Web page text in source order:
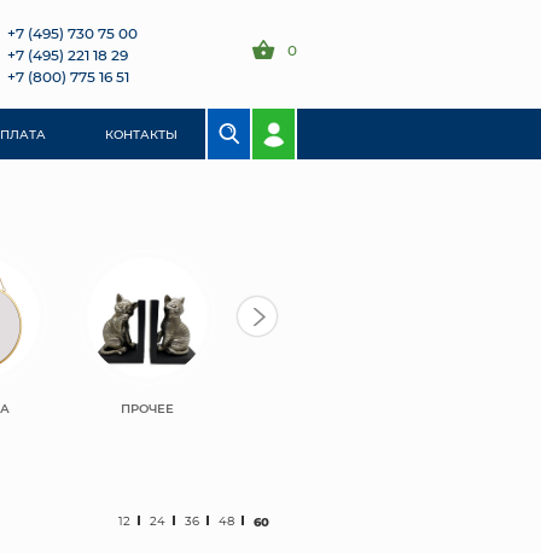
+7 (495) 730 75 00
+7 (495) 221 18 29
+7 (800) 775 16 51
0
КОНТАКТЫ
ПРОЧЕЕ
12 24 36 48 60